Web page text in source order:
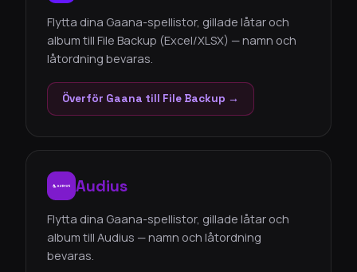
Flytta dina Gaana-spellistor, gillade låtar och
album till File Backup (Excel/XLSX) — namn och
låtordning bevaras.
Överför Gaana till File Backup →
Audius
Flytta dina Gaana-spellistor, gillade låtar och
album till Audius — namn och låtordning
bevaras.